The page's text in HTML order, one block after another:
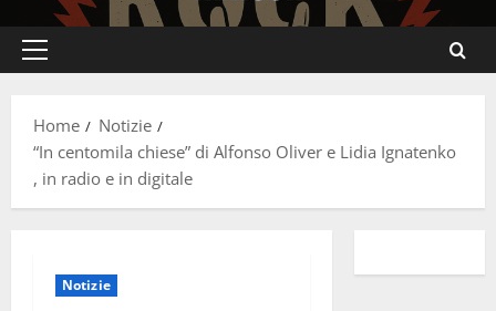
Menu
Home
Notizie
“In centomila chiese” di Alfonso Oliver e Lidia Ignatenko
, in radio e in digitale
Notizie